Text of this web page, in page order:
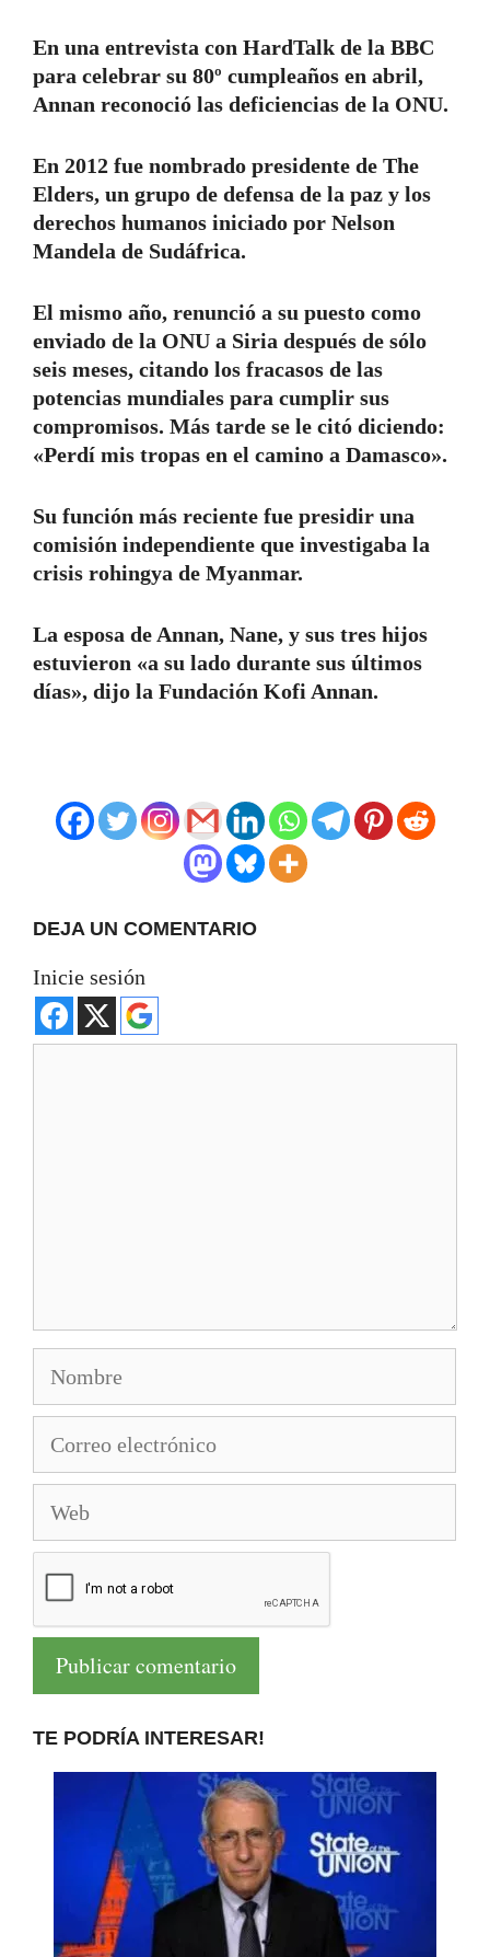
En una entrevista con HardTalk de la BBC
para celebrar su 80º cumpleaños en abril,
Annan reconoció las deficiencias de la ONU.
En 2012 fue nombrado presidente de The
Elders, un grupo de defensa de la paz y los
derechos humanos iniciado por Nelson
Mandela de Sudáfrica.
El mismo año, renunció a su puesto como
enviado de la ONU a Siria después de sólo
seis meses, citando los fracasos de las
potencias mundiales para cumplir sus
compromisos. Más tarde se le citó diciendo:
«Perdí mis tropas en el camino a Damasco».
Su función más reciente fue presidir una
comisión independiente que investigaba la
crisis rohingya de Myanmar.
La esposa de Annan, Nane, y sus tres hijos
estuvieron «a su lado durante sus últimos
días», dijo la Fundación Kofi Annan.
DEJA UN COMENTARIO
Inicie sesión
electrónico
TE PODRÍA INTERESAR!